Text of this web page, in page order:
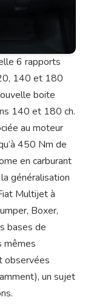
6 rapports
140 et 180
boite
140 et 180 ch.
au moteur
450 Nm de
en carburant
généralisation
Multijet à
Boxer,
bases de
mêmes
observées
un sujet